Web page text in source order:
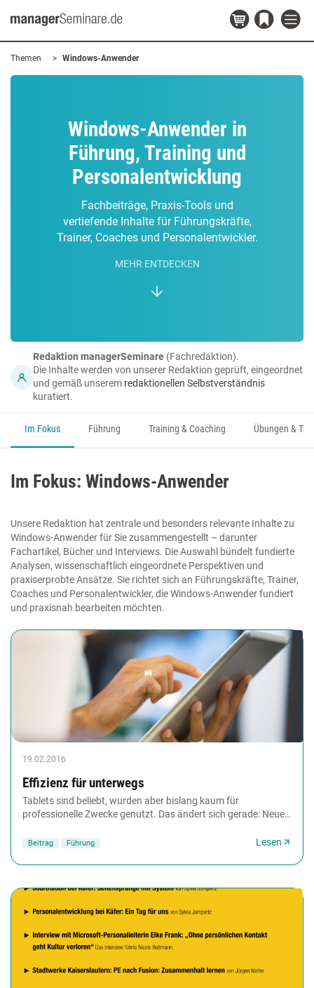
Themen Windows-Anwender
Windows-Anwender in
Führung, Training und
Personalentwicklung
Fachbeiträge, Praxis-Tools und
vertiefende Inhalte für Führungskräfte,
Trainer, Coaches und Personalentwickler.
MEHR ENTDECKEN
Redaktion managerSeminare (Fachredaktion).
Die Inhalte werden von unserer Redaktion geprüft, eingeordnet
und gemäß unserem redaktionellen Selbstverständnis
kuratiert.
Im Fokus Führung Training & Coaching Übungen &
Im Fokus: Windows-Anwender
Unsere Redaktion hat zentrale und besonders relevante Inhalte zu
Windows-Anwender für Sie zusammengestellt – darunter
Fachartikel, Bücher und Interviews. Die Auswahl bündelt fundierte
Analysen, wissenschaftlich eingeordnete Perspektiven und
praxiserprobte Ansätze. Sie richtet sich an Führungskräfte, Trainer,
Coaches und Personalentwickler, die Windows-Anwender fundiert
und praxisnah bearbeiten möchten.
19.02.2016
Effizienz für unterwegs
Tablets sind beliebt, wurden aber bislang kaum für
professionelle Zwecke genutzt. Das ändert sich gerade: Neue,
Beitrag Führung Lesen